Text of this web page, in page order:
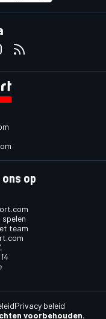
op
team
voorbehouden.
Privacy beleid